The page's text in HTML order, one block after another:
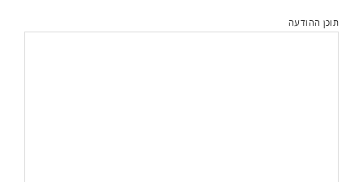
תוכן ההודעה